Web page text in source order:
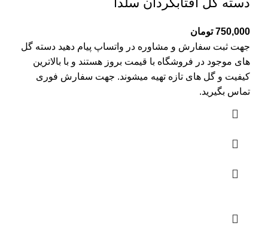
750,000 تومان
جهت ثبت سفارش و مشاوره در واتساپ پیام دهید دسته گل
های موجود در فروشگاه با قیمت بروز هستند و با بالاترین
کیفیت و گل های تازه تهیه میشوند. جهت سفارش فوری
تماس بگیرید.